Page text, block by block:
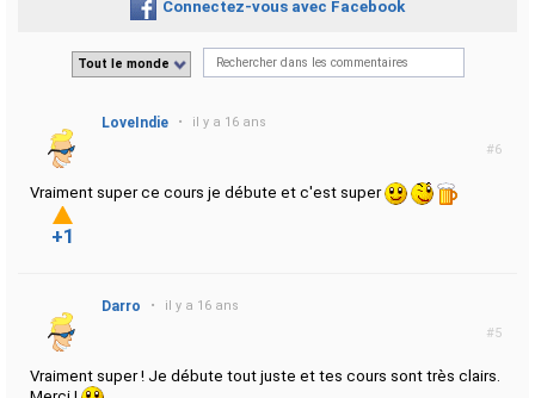
Connectez-vous avec Facebook
Tout le monde
#6
LoveIndie • il y a 16 ans
Vraiment super ce cours je débute et c'est super
+1
#5
Darro • il y a 16 ans
Vraiment super ! Je débute tout juste et tes cours sont très clairs.